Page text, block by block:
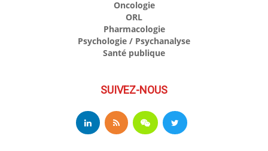
Oncologie
ORL
Pharmacologie
Psychologie / Psychanalyse
Santé publique
SUIVEZ-NOUS